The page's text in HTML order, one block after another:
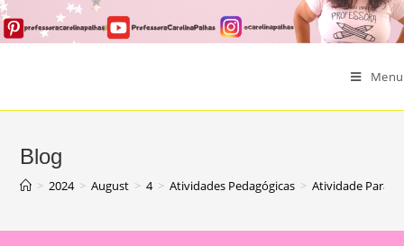
Menu
Blog
> 2024 > August > 4 > Atividades Pedagógicas > Atividade Para o